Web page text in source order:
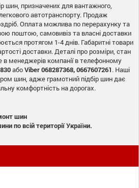
шин, призначених для вантажного,
автотранспорту. Продаж
Оплата можлива по перерахунку та
поштою, самовивіз та власні доставки
протягом 1-4 днів. Габаритні товари
доставки. Деталі про розміри, стан
менеджерів компанії в телефонному
абоViber068287368, 0667607261. Наші
шин, адже грамотний підбір шин дає
комфортність на дорогах.
шин
по всій території України.